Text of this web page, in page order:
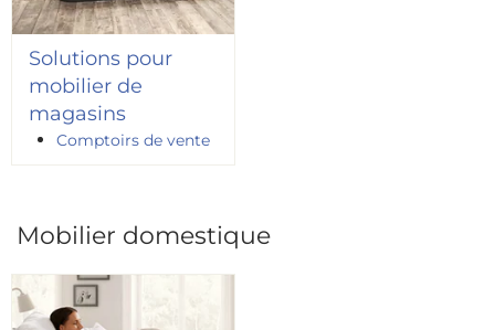
Solutions pour
mobilier de
magasins
Comptoirs de vente
Mobilier domestique